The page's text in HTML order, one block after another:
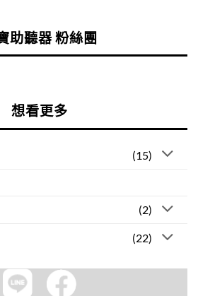
助聽器 粉絲團
想看更多
(15)
(2)
(22)